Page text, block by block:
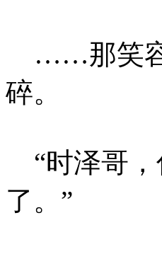
……那笑容
碎。
“时泽哥，
了。”